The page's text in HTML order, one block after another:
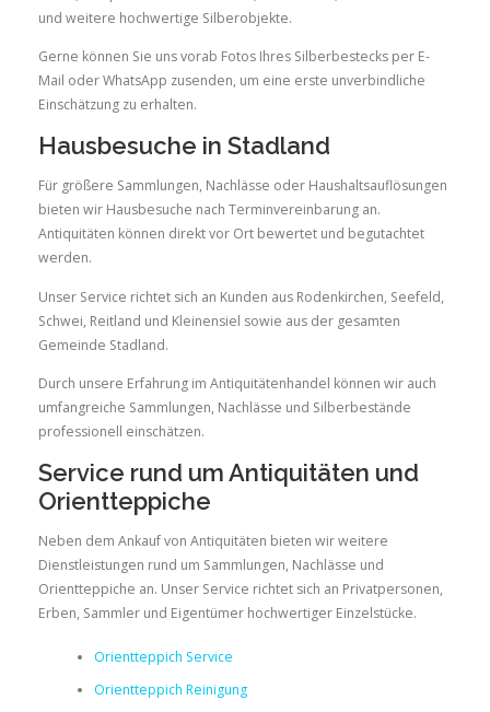
und weitere hochwertige Silberobjekte.
Gerne können Sie uns vorab Fotos Ihres Silberbestecks per E-
Mail oder WhatsApp zusenden, um eine erste unverbindliche
Einschätzung zu erhalten.
Hausbesuche in Stadland
Für größere Sammlungen, Nachlässe oder Haushaltsauflösungen
bieten wir Hausbesuche nach Terminvereinbarung an.
Antiquitäten können direkt vor Ort bewertet und begutachtet
werden.
Unser Service richtet sich an Kunden aus Rodenkirchen, Seefeld,
Schwei, Reitland und Kleinensiel sowie aus der gesamten
Gemeinde Stadland.
Durch unsere Erfahrung im Antiquitätenhandel können wir auch
umfangreiche Sammlungen, Nachlässe und Silberbestände
professionell einschätzen.
Service rund um Antiquitäten und
Orientteppiche
Neben dem Ankauf von Antiquitäten bieten wir weitere
Dienstleistungen rund um Sammlungen, Nachlässe und
Orientteppiche an. Unser Service richtet sich an Privatpersonen,
Erben, Sammler und Eigentümer hochwertiger Einzelstücke.
Orientteppich Service
Orientteppich Reinigung